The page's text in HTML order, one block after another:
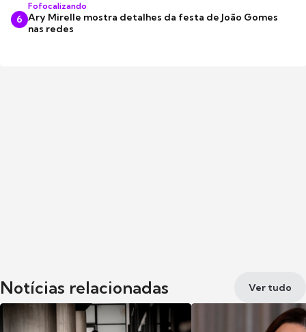
6
Fofocalizando
Ary Mirelle mostra detalhes da festa de João Gomes
nas redes
Notícias relacionadas Ver tudo